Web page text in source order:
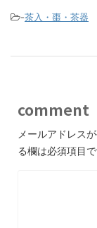
-茶入・棗・茶器
comment
メールアドレス
る欄は必須項目